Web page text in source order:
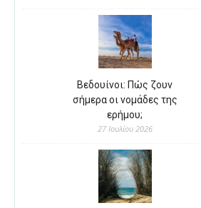
Βεδουίνοι: Πώς ζουν
σήμερα οι νομάδες της
ερήμου;
27 Ιουλίου 2026